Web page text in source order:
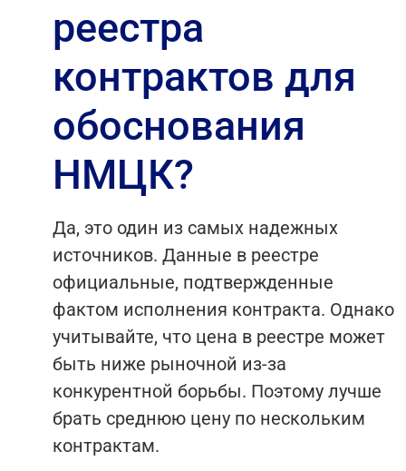
реестра
контрактов для
обоснования
НМЦК?
Да, это один из самых надежных
источников. Данные в реестре
официальные, подтвержденные
фактом исполнения контракта. Однако
учитывайте, что цена в реестре может
быть ниже рыночной из-за
конкурентной борьбы. Поэтому лучше
брать среднюю цену по нескольким
контрактам.